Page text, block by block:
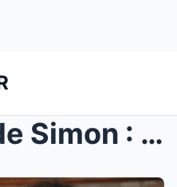
Double jeu de Simon : Raphaëlle tombe dans son piè...